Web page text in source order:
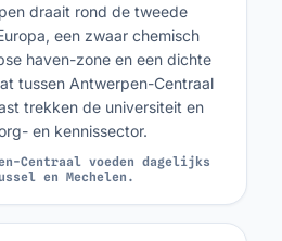
draait rond de tweede
een zwaar chemisch
haven-zone en een dichte
tussen Antwerpen-Centraal
trekken de universiteit en
en kennissector.
Centraal voeden dagelijks
en Mechelen.